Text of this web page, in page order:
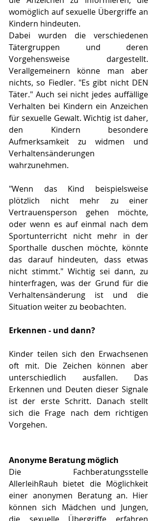
womöglich auf sexuelle Übergriffe an
Kindern hindeuten.
Dabei wurden die verschiedenen
Tätergruppen und deren
Vorgehensweise dargestellt.
Verallgemeinern könne man aber
nichts, so Fiedler. "Es gibt nicht DEN
Täter." Auch sei nicht jedes auffällige
Verhalten bei Kindern ein Anzeichen
für sexuelle Gewalt. Wichtig ist daher,
den Kindern besondere
Aufmerksamkeit zu widmen und
Verhaltensänderungen
wahrzunehmen.
"Wenn das Kind beispielsweise
plötzlich nicht mehr zu einer
Vertrauensperson gehen möchte,
oder wenn es auf einmal nach dem
Sportunterricht nicht mehr in der
Sporthalle duschen möchte, könnte
das darauf hindeuten, dass etwas
nicht stimmt." Wichtig sei dann, zu
hinterfragen, was der Grund für die
Verhaltensänderung ist und die
Situation weiter zu beobachten.
Erkennen - und dann?
Kinder teilen sich den Erwachsenen
oft mit. Die Zeichen können aber
unterschiedlich ausfallen. Das
Erkennen und Deuten dieser Signale
ist der erste Schritt. Danach stellt
sich die Frage nach dem richtigen
Vorgehen.
Anonyme Beratung möglich
Die Fachberatungsstelle
AllerleihRauh bietet die Möglichkeit
einer anonymen Beratung an. Hier
können sich Mädchen und Jungen,